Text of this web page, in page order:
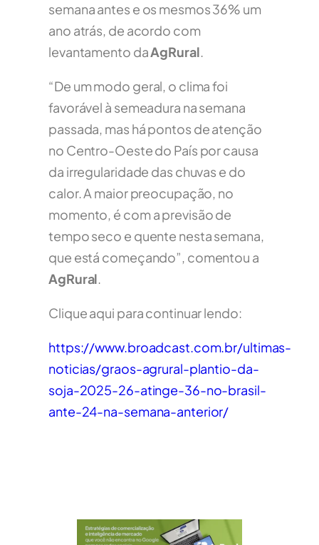
semana antes e os mesmos 36% um
ano atrás, de acordo com
levantamento daAgRural.
“De um modo geral, o clima foi
favorável à semeadura na semana
passada, mas há pontos de atenção
no Centro-Oeste do País por causa
da irregularidade das chuvas e do
calor. A maior preocupação, no
momento, é com a previsão de
tempo seco e quente nesta semana,
que está começando”, comentou a
AgRural.
Clique aqui para continuar lendo:
https://www.broadcast.com.br/ultimas-
noticias/graos-agrural-plantio-da-
soja-2025-26-atinge-36-no-brasil-
ante-24-na-semana-anterior/